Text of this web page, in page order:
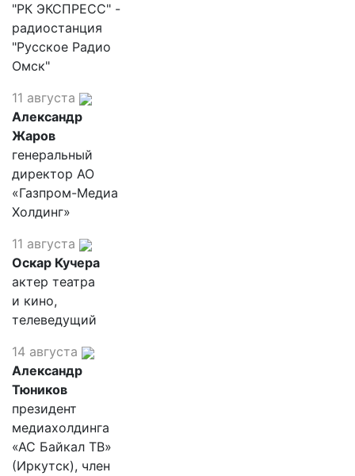
"РК ЭКСПРЕСС" -
радиостанция
"Русское Радио
Омск"
11 августа
Александр
Жаров
генеральный
директор АО
«Газпром-Медиа
Холдинг»
11 августа
Оскар Кучера
актер театра
и кино,
телеведущий
14 августа
Александр
Тюников
президент
медиахолдинга
«АС Байкал ТВ»
(Иркутск), член